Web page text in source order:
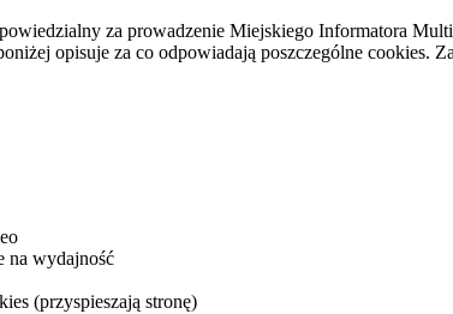
za prowadzenie Miejskiego Informatora
opisuje za co odpowiadają poszczególne
na wydajność
(przyspieszają stronę)